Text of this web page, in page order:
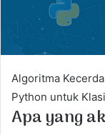
Algoritma
Python untuk
Apa yang